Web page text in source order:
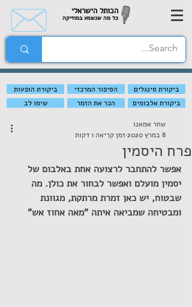
הכותל הישראלי
כל מה שנשמע במוזיקה
ביקורת הופעות הסיפור המרכזי
ביקורת סינגלים
שימו לב
הכר את הזמר ביקורת אלבומים
פרח היסמין
שחר אמאנו
8 במרץ 2020
זמן קריאה 1 דקות
אפשר להתחבר לרצועה אחת באלבום של
יסמין מועלם ואפשר לבחור את כולן. מה
שבטוח, יש כאן זמרת מרתקת, מגוונת
ומבטיחה שמביאה איתה "מאה אחוז אש"